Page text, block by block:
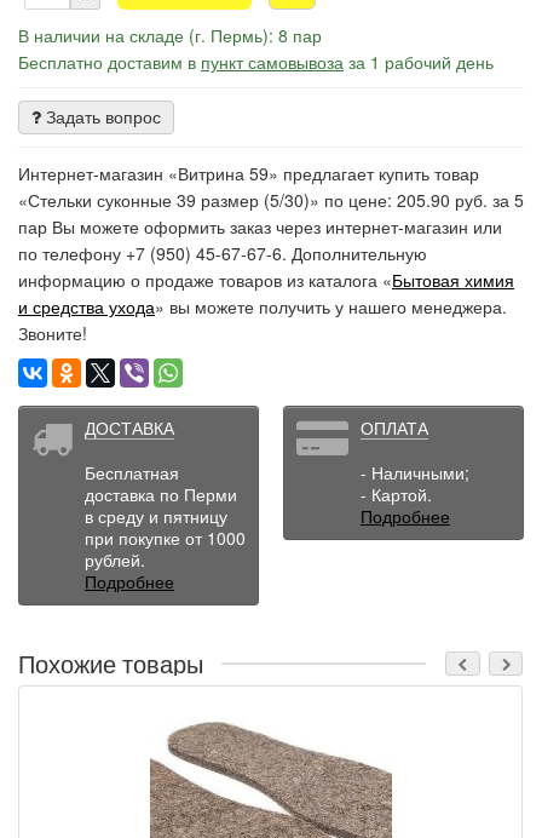
В наличии на складе (г. Пермь): 8 пар
Бесплатно доставим в пункт самовывоза за 1 рабочий день
Задать вопрос
Интернет-магазин «Витрина 59» предлагает купить товар
«Стельки суконные 39 размер (5/30)» по цене: 205.90 руб. за 5
пар Вы можете оформить заказ через интернет-магазин или
по телефону +7 (950) 45-67-67-6. Дополнительную
информацию о продаже товаров из каталога «Бытовая химия
и средства ухода» вы можете получить у нашего менеджера.
Звоните!
ДОСТАВКА
Бесплатная
доставка по Перми
в среду и пятницу
при покупке от 1000
рублей.
Подробнее
ОПЛАТА
- Наличными;
- Картой.
Подробнее
Похожие товары